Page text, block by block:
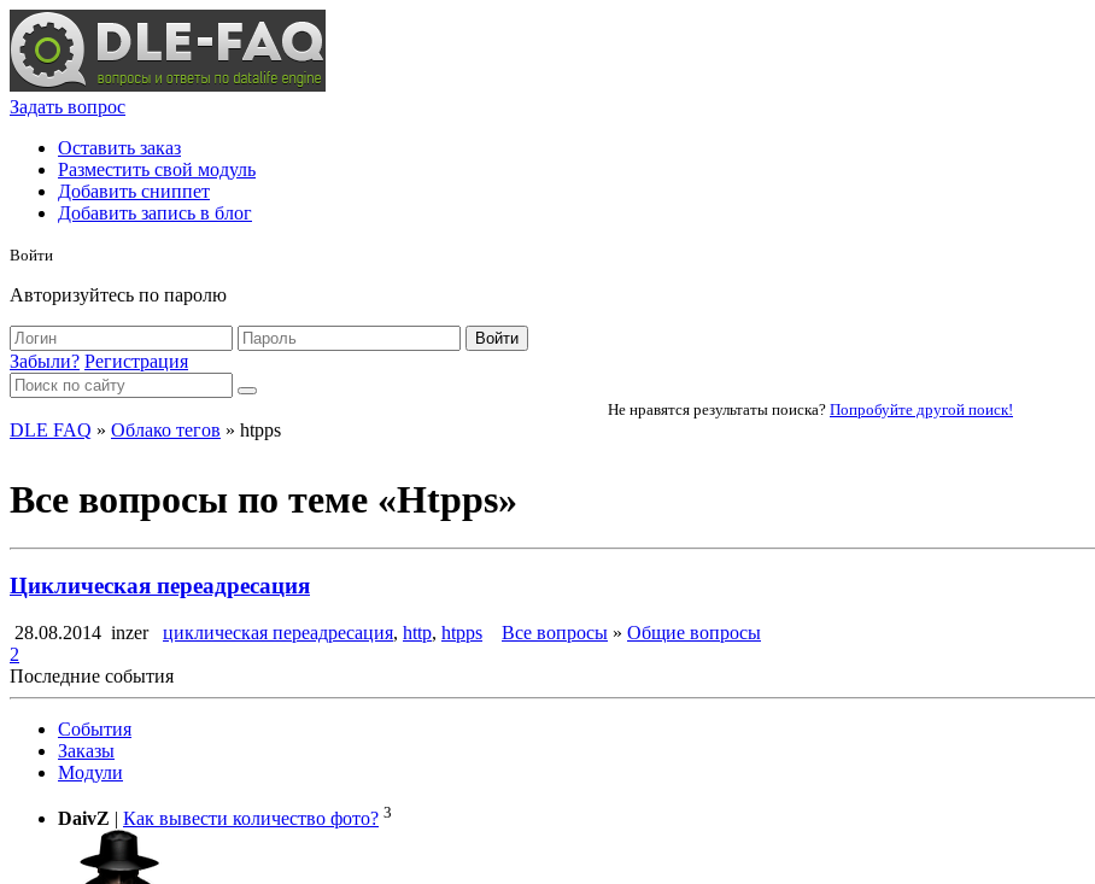
Задать вопрос
Оставить заказ
Разместить свой модуль
Добавить сниппет
Добавить запись в блог
Войти
Авторизуйтесь по паролю
Войти
Забыли? Регистрация
Не нравятся результаты поиска? Попробуйте другой поиск!
DLE FAQ » Облако тегов » htpps
Все вопросы по теме «Htpps»
Циклическая переадресация
28.08.2014 inzer циклическая переадресация, http, htpps Все вопросы » Общие вопросы
2
Последние события
События
Заказы
Модули
DaivZ | Как вывести количество фото? 3